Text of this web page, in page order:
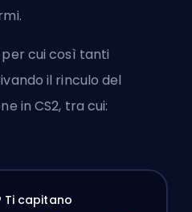
cui così tanti
il rinculo del
in CS2, tra cui:
Ti capitano